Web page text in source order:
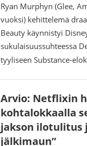
Ryan Murphyn (Glee,
vuoksi) kehittelemä
Beauty käynnistyi
sukulaisuussuhteessa
tyyliseen Substance-
Arvio: Netflixin
kohtalokkaalla
jakson ilotulitus
jälkimaun”